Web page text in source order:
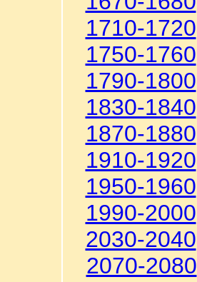
1710-1720
1750-1760
1790-1800
1830-1840
1870-1880
1910-1920
1950-1960
1990-2000
2030-2040
2070-2080